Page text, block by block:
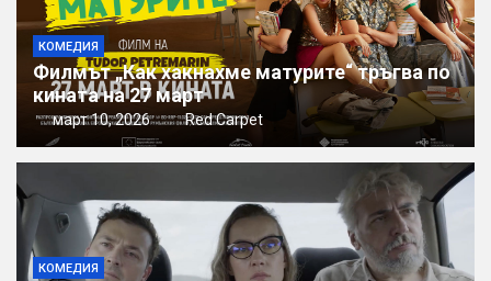
КОМЕДИЯ
Филмът „Как хакнахме матурите“ тръгва по
кината на 27 март
март 10, 2026 Red Carpet
КОМЕДИЯ